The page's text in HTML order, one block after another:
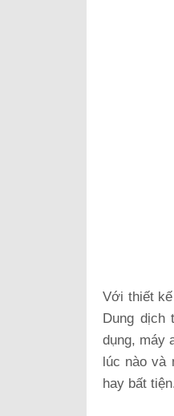
Với thiết
Dung
dụng, máy
lúc nào
hay bất